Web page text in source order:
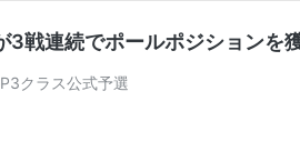
3戦連続でポールポジションを
クラス公式予選